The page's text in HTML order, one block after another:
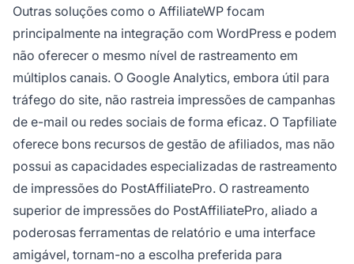
Outras soluções como o AffiliateWP focam
principalmente na integração com WordPress e podem
não oferecer o mesmo nível de rastreamento em
múltiplos canais. O Google Analytics, embora útil para
tráfego do site, não rastreia impressões de campanhas
de e-mail ou redes sociais de forma eficaz. O Tapfiliate
oferece bons recursos de gestão de afiliados, mas não
possui as capacidades especializadas de rastreamento
de impressões do PostAffiliatePro. O rastreamento
superior de impressões do PostAffiliatePro, aliado a
poderosas ferramentas de relatório e uma interface
amigável, tornam-no a escolha preferida para